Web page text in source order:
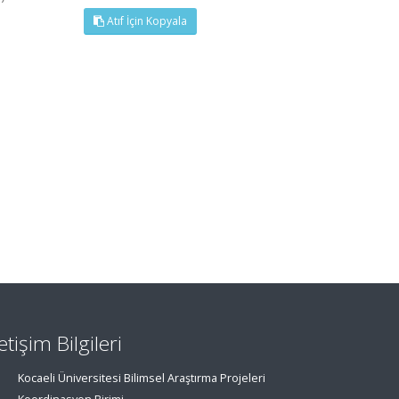
Atıf İçin Kopyala
Bilgileri
Kocaeli Üniversitesi Bilimsel Araştırma Projeleri